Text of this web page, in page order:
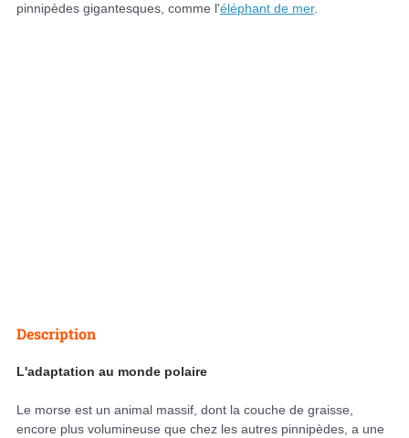
pinnipèdes gigantesques, comme l'éléphant de mer.
Description
L'adaptation au monde polaire
Le morse est un animal massif, dont la couche de graisse,
encore plus volumineuse que chez les autres pinnipèdes, a une